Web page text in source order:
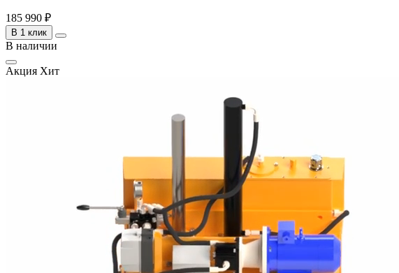
185 990 ₽
В 1 клик
В наличии
Акция Хит